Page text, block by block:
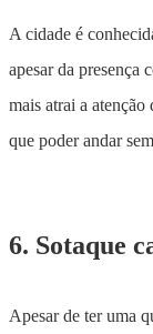
A cidade é
apesar da presença
mais atrai a
que poder andar
6. Sotaque
Apesar de ter uma